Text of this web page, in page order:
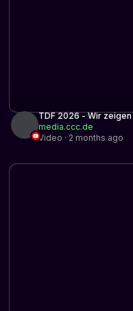
TDF 2026 - Wir
Polizeipräsident beim
media.ccc.de
Video · 2 months ago